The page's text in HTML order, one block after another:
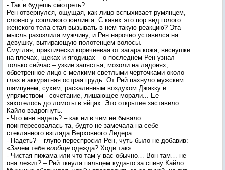
- Так и будешь смотреть?
Рен отвернулся, ощущая, как лицо вспыхивает румянцем,
словно у сопливого юнлинга. С каких это пор вид голого
женского тела стал вызывать в нем такую реакцию? Эта
мысль разозлила мужчину, и Рен нарочно уставился на
девушку, вытирающую полотенцем волосы.
Смуглая, практически коричневая от загара кожа, веснушки
на плечах, щеках и ягодицах – о последнем Рен узнал
только сейчас – узкие запястья, мозоли на ладонях,
обветренное лицо с мелкими светлыми черточками около
глаз и аккуратная острая грудь. От Рей пахнуло мужским
шампунем, сухим, раскаленным воздухом Джакку и
упрямством - сочетание, лишающее морали... Ее
захотелось до ломоты в яйцах. Это открытие заставило
Кайло вздрогнуть.
- Что мне надеть? – как ни в чем не бывало
поинтересовалась та, будто не замечала на себе
стеклянного взгляда Верховного Лидера.
- Надеть? – глупо переспросил Рен, чуть было не добавив:
«Зачем тебе вообще одежда? Ходи так».
- Чистая пижама или что там у вас обычно… Вон там… не
она лежит? – Рей ткнула пальцем куда-то за спину Кайло.